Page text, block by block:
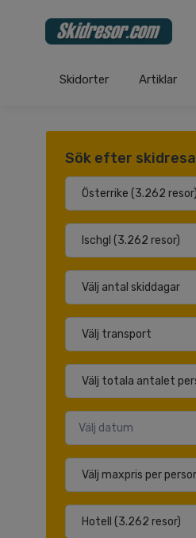
Skidorter Artiklar
Sök efter skidresa